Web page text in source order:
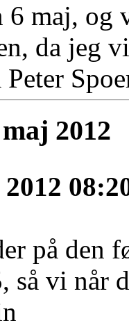
6 maj,
da jeg
2012
på den
så vi når